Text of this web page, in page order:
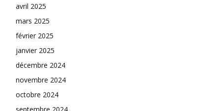
avril 2025
mars 2025
février 2025
janvier 2025
décembre 2024
novembre 2024
octobre 2024